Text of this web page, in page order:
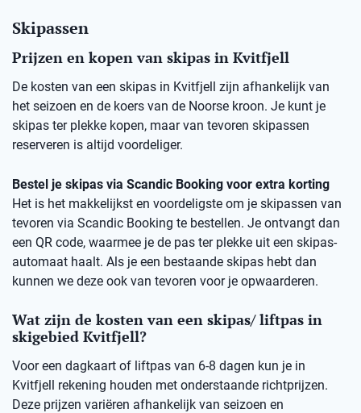
Skipassen
Prijzen en kopen van skipas in Kvitfjell
De kosten van een skipas in Kvitfjell zijn afhankelijk van
het seizoen en de koers van de Noorse kroon. Je kunt je
skipas ter plekke kopen, maar van tevoren skipassen
reserveren is altijd voordeliger.
Bestel je skipas via Scandic Booking voor extra korting
Het is het makkelijkst en voordeligste om je skipassen van
tevoren via Scandic Booking te bestellen. Je ontvangt dan
een QR code, waarmee je de pas ter plekke uit een skipas-
automaat haalt. Als je een bestaande skipas hebt dan
kunnen we deze ook van tevoren voor je opwaarderen.
Wat zijn de kosten van een skipas/ liftpas in
skigebied Kvitfjell?
Voor een dagkaart of liftpas van 6-8 dagen kun je in
Kvitfjell rekening houden met onderstaande richtprijzen.
Deze prijzen variëren afhankelijk van seizoen en